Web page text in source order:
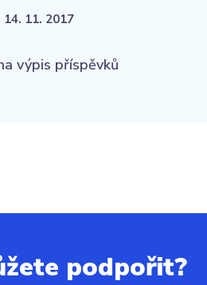
14. 11. 2017
výpis příspěvků
podpořit?